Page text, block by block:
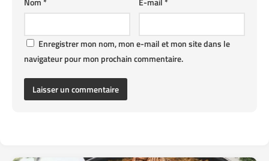
Enregistrer mon nom, mon e-mail et mon site dans le
navigateur pour mon prochain commentaire.